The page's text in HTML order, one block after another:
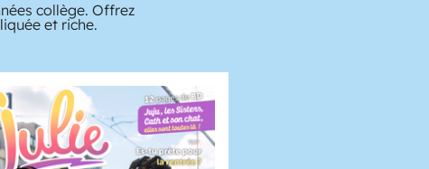
collège. Offrez
et riche.